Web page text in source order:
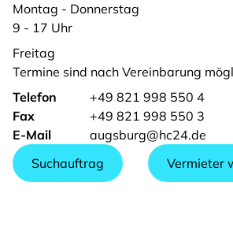
Montag - Donnerstag
9 - 17 Uhr
Freitag
Termine sind nach Vereinbarung
Telefon
+49 821 998 550 4
Fax
+49 821 998 550 3
E-Mail
augsburg@hc24.de
Suchauftrag
Vermieter